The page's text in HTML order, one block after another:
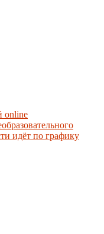
online
идёт по графику